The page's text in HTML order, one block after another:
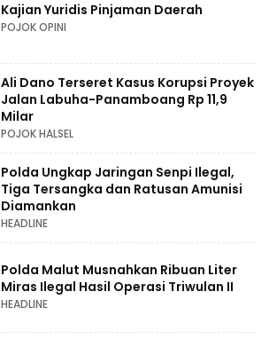
Kajian Yuridis Pinjaman Daerah
POJOK OPINI
Ali Dano Terseret Kasus Korupsi Proyek
Jalan Labuha-Panamboang Rp 11,9
Milar
POJOK HALSEL
Polda Ungkap Jaringan Senpi Ilegal,
Tiga Tersangka dan Ratusan Amunisi
Diamankan
HEADLINE
Polda Malut Musnahkan Ribuan Liter
Miras Ilegal Hasil Operasi Triwulan II
HEADLINE